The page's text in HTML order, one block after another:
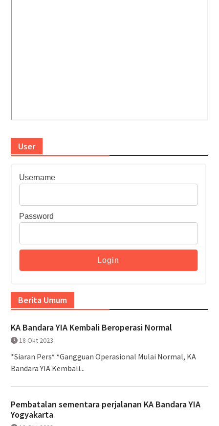
User
Username
Password
Berita Umum
KA Bandara YIA Kembali Beroperasi Normal
18 Okt 2023
*Siaran Pers* *Gangguan Operasional Mulai Normal, KA
Bandara YIA Kembali...
Pembatalan sementara perjalanan KA Bandara YIA
Yogyakarta